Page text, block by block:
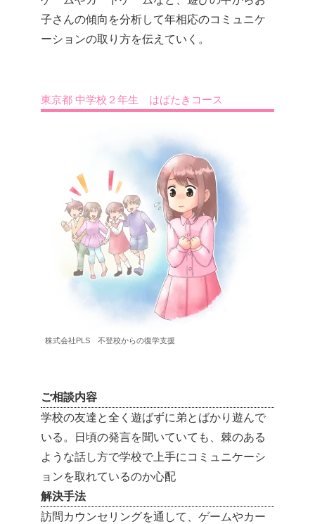
子さんの傾向を分析して年相応のコミュニケ
ーションの取り方を伝えていく。
東京都 中学校２年生 はばたきコース
株式会社PLS 不登校からの復学支援
ご相談内容
学校の友達と全く遊ばずに弟とばかり遊んで
いる。日頃の発言を聞いていても、棘のある
ような話し方で学校で上手にコミュニケーシ
ョンを取れているのか心配
解決手法
訪問カウンセリングを通して、ゲームやカー